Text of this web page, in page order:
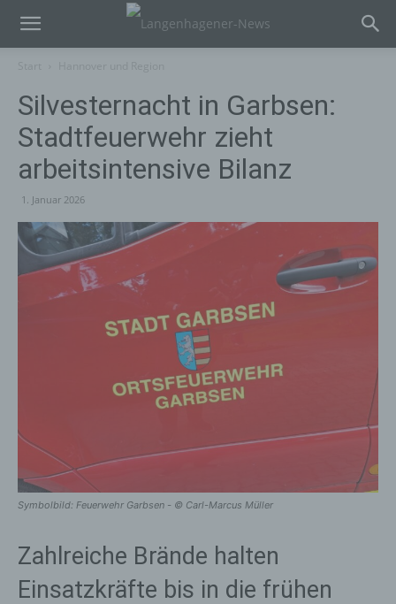
Silvesternacht in Garbsen:
Stadtfeuerwehr zieht
arbeitsintensive Bilanz
1. Januar 2026
Symbolbild: Feuerwehr Garbsen - © Carl-Marcus Müller
Zahlreiche Brände halten
Einsatzkräfte bis in die frühen